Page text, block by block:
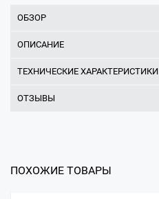
ОБЗОР
ОПИСАНИЕ
ТЕХНИЧЕСКИЕ ХАРАКТЕРИСТИКИ
ОТЗЫВЫ
ПОХОЖИЕ ТОВАРЫ